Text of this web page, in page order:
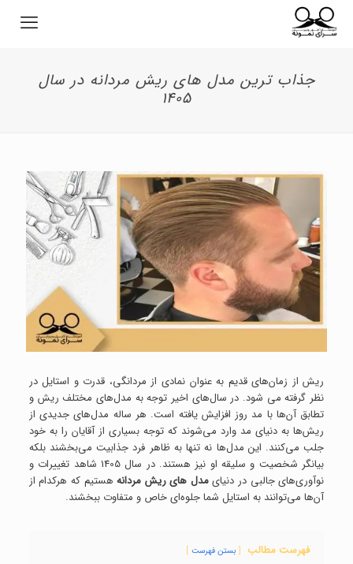
جذاب ترین مدل های ریش مردانه در سال
1405
ریش‌ از زمان‌های قدیم به عنوان نمادی از مردانگی، قدرت و استایل در
نظر گرفته می شود. در سال‌های اخیر توجه به مدل‌های مختلف ریش و
تطابق آن‌ها با مد روز افزایش یافته است. هر ساله مدل‌های جدیدی از
ریش‌ها به دنیای مد وارد می‌شوند که توجه بسیاری از آقایان را به خود
جلب می‌کنند. این مدل‌ها نه تنها به ظاهر فرد جذابیت می‌بخشند بلکه
بیانگر شخصیت و سلیقه او نیز هستند. در سال 1405 شاهد تغییرات و
نوآوری‌های جالبی در دنیایمدل های ریش مردانههستیم که هرکدام از
آن‌ها می‌توانند به استایل شما جلوه‌ای خاص و متفاوت ببخشند.
فهرست مطالب بستن فهرست